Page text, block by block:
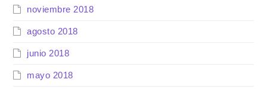
noviembre 2018
agosto 2018
junio 2018
mayo 2018